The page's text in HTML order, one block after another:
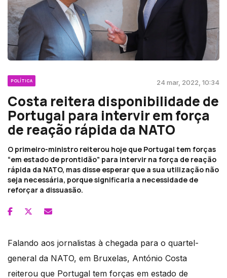
POLÍTICA 24 mar, 2022, 10:34
Costa reitera disponibilidade de
Portugal para intervir em força
de reação rápida da NATO
O primeiro-ministro reiterou hoje que Portugal tem forças
“em estado de prontidão” para intervir na força de reação
rápida da NATO, mas disse esperar que a sua utilização não
seja necessária, porque significaria a necessidade de
reforçar a dissuasão.
Falando aos jornalistas à chegada para o quartel-
general da NATO, em Bruxelas, António Costa
reiterou que Portugal tem forças em estado de